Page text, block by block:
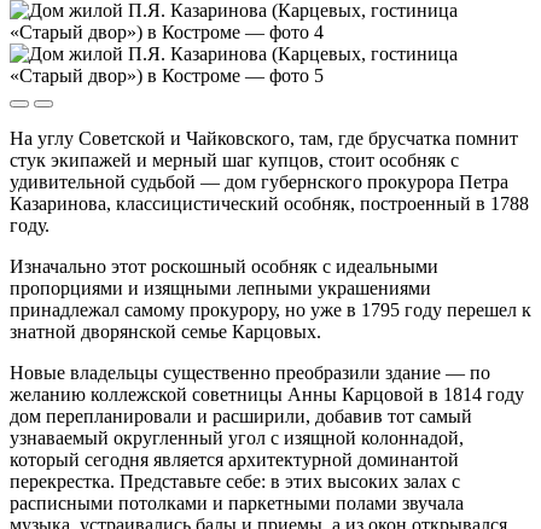
На углу Советской и Чайковского, там, где брусчатка помнит
стук экипажей и мерный шаг купцов, стоит особняк с
удивительной судьбой — дом губернского прокурора Петра
Казаринова, классицистический особняк, построенный в 1788
году.
Изначально этот роскошный особняк с идеальными
пропорциями и изящными лепными украшениями
принадлежал самому прокурору, но уже в 1795 году перешел к
знатной дворянской семье Карцовых.
Новые владельцы существенно преобразили здание — по
желанию коллежской советницы Анны Карцовой в 1814 году
дом перепланировали и расширили, добавив тот самый
узнаваемый округленный угол с изящной колоннадой,
который сегодня является архитектурной доминантой
перекрестка. Представьте себе: в этих высоких залах с
расписными потолками и паркетными полами звучала
музыка, устраивались балы и приемы, а из окон открывался